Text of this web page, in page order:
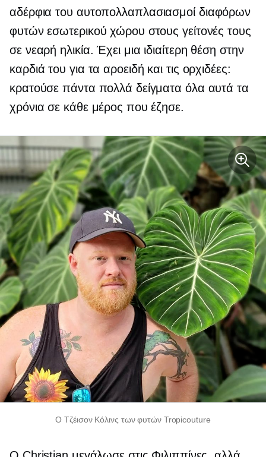
αδέρφια του αυτοπολλαπλασιασμοίδιαφόρων
φυτών εσωτερικού χώρου στους γείτονές τους
σε νεαρή ηλικία. Έχει μια ιδιαίτερη θέση στην
καρδιά του για τα αροειδή και τις ορχιδέες:
κρατούσε πάντα πολλά δείγματα όλα αυτά τα
χρόνια σε κάθε μέρος που έζησε.
Ο Τζέισον Κόλινς των φυτών Tropicouture